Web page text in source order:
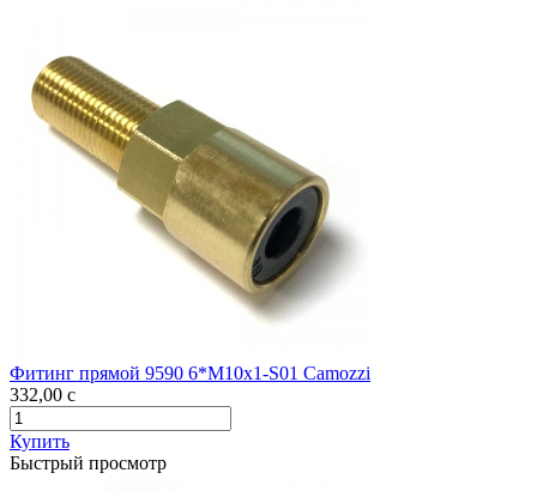
Фитинг прямой 9590 6*М10х1-S01 Camozzi
332,00 c
Купить
Быстрый просмотр